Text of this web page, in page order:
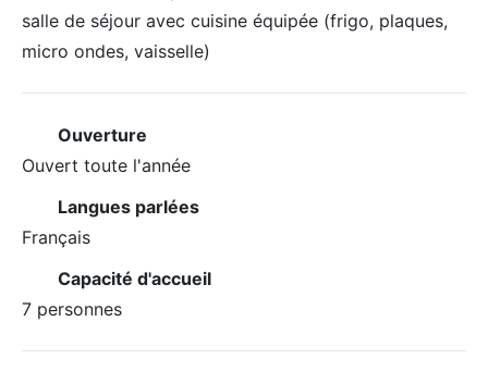
salle de séjour avec cuisine équipée (frigo, plaques,
micro ondes, vaisselle)
Ouverture
Ouvert toute l'année
Langues parlées
Français
Capacité d'accueil
7 personnes